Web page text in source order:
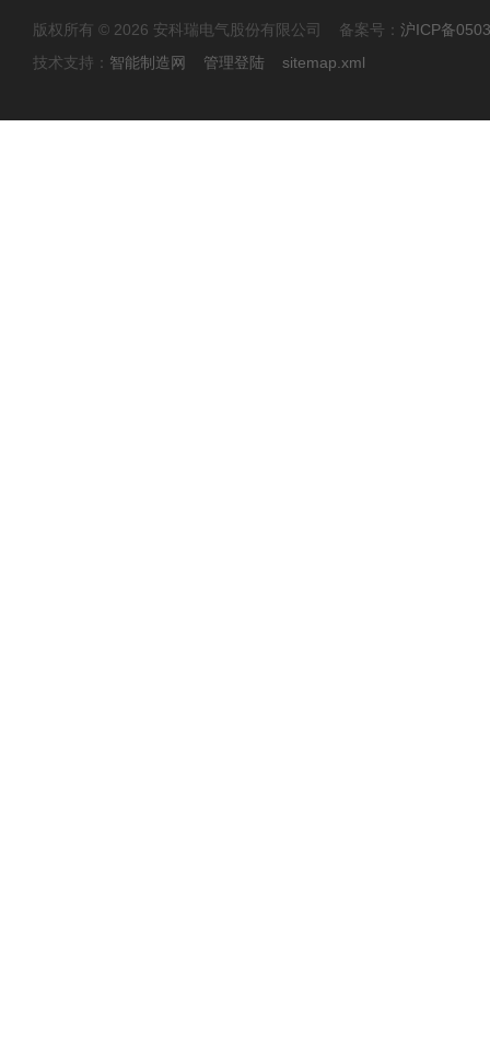
版权所有 © 2026 安科瑞电气股份有限公司 备案号： 沪ICP备
技术支持： 智能制造网 管理登陆 sitemap.xml